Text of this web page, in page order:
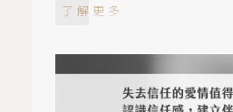
了解更多